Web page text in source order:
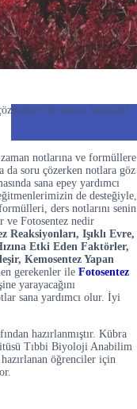
ile sınava hazırlan!
notlarına ve formüllere
soru çözerken notlara göz
sana epey yardımcı
de desteğiyle,
ders notlarını senin
ve Fotosentez nedir
Reaksiyonları, Işıklı Evre,
Etki Eden Faktörler,
Kemosentez Yapan
gerekenler ile Fotosentez
yarayacağını
sana yardımcı olur. İyi
hazırlanmıştır. Kübra
Tıbbi Biyoloji Anabilim
öğrenciler için